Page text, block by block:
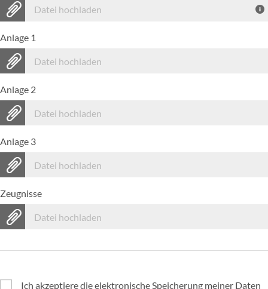
Datei hochladen
Anlage 1
Datei hochladen
Anlage 2
Datei hochladen
Anlage 3
Datei hochladen
Zeugnisse
Datei hochladen
Ich akzeptiere die elektronische Speicherung meiner Daten